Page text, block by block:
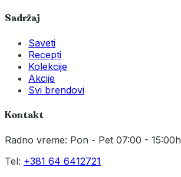
Sadržaj
Saveti
Recepti
Kolekcije
Akcije
Svi brendovi
Kontakt
Radno vreme: Pon - Pet 07:00 - 15:00h
Tel: +381 64 6412721